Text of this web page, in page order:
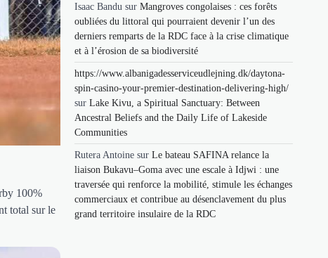
100%
total sur le
Isaac Bandu sur Mangroves congolaises : ces forêts
oubliées du littoral qui pourraient devenir l’un des
derniers remparts de la RDC face à la crise climatique
et à l’érosion de sa biodiversité
https://www.albanigadesserviceudlejning.dk/daytona-
spin-casino-your-premier-destination-delivering-high/
sur Lake Kivu, a Spiritual Sanctuary: Between
Ancestral Beliefs and the Daily Life of Lakeside
Communities
Rutera Antoine sur Le bateau SAFINA relance la
liaison Bukavu–Goma avec une escale à Idjwi : une
traversée qui renforce la mobilité, stimule les échanges
commerciaux et contribue au désenclavement du plus
grand territoire insulaire de la RDC